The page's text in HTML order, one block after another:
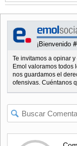
¡Bienvenido
Te invitamos a opinar
Emol valoramos todos
nos guardamos el
ofensivas. Cuéntanos